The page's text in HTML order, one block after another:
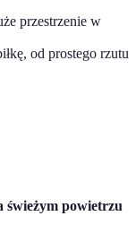
przestrzenie w
od prostego rzutu
powietrzu